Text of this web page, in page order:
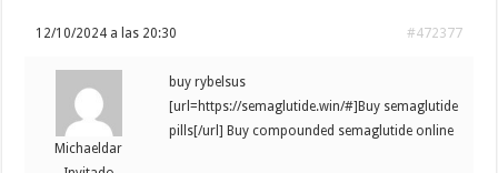
12/10/2024 a las 20:30 #472377
Michaeldar
buy rybelsus
[url=https://semaglutide.win/#]Buy semaglutide
pills[/url] Buy compounded semaglutide online